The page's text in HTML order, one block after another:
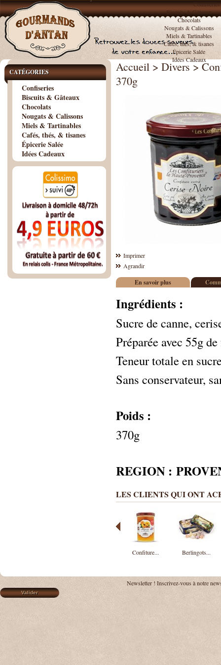
Confiseries
Biscuits & Gâteaux
Chocolats
Nougats & Calissons
Miels & Tartinables
Cafés, thés, & tisanes
Épicerie Salée
Idées Cadeaux
CATÉGORIES
Confiseries
Biscuits & Gâteaux
Chocolats
Nougats & Calissons
Miels & Tartinables
Cafés, thés, & tisanes
Épicerie Salée
Idées Cadeaux
Accueil > Divers >
370g
Imprimer
Agrandir
En savoir plus
Ingrédients :
Sucre de canne,
Préparée avec 55g
Teneur totale en
Sans conservateur,
Poids :
370g
REGION :
LES CLIENTS QUI ONT
Confiture... Berlingots...
Newsletter ! Inscrivez-vous à notre